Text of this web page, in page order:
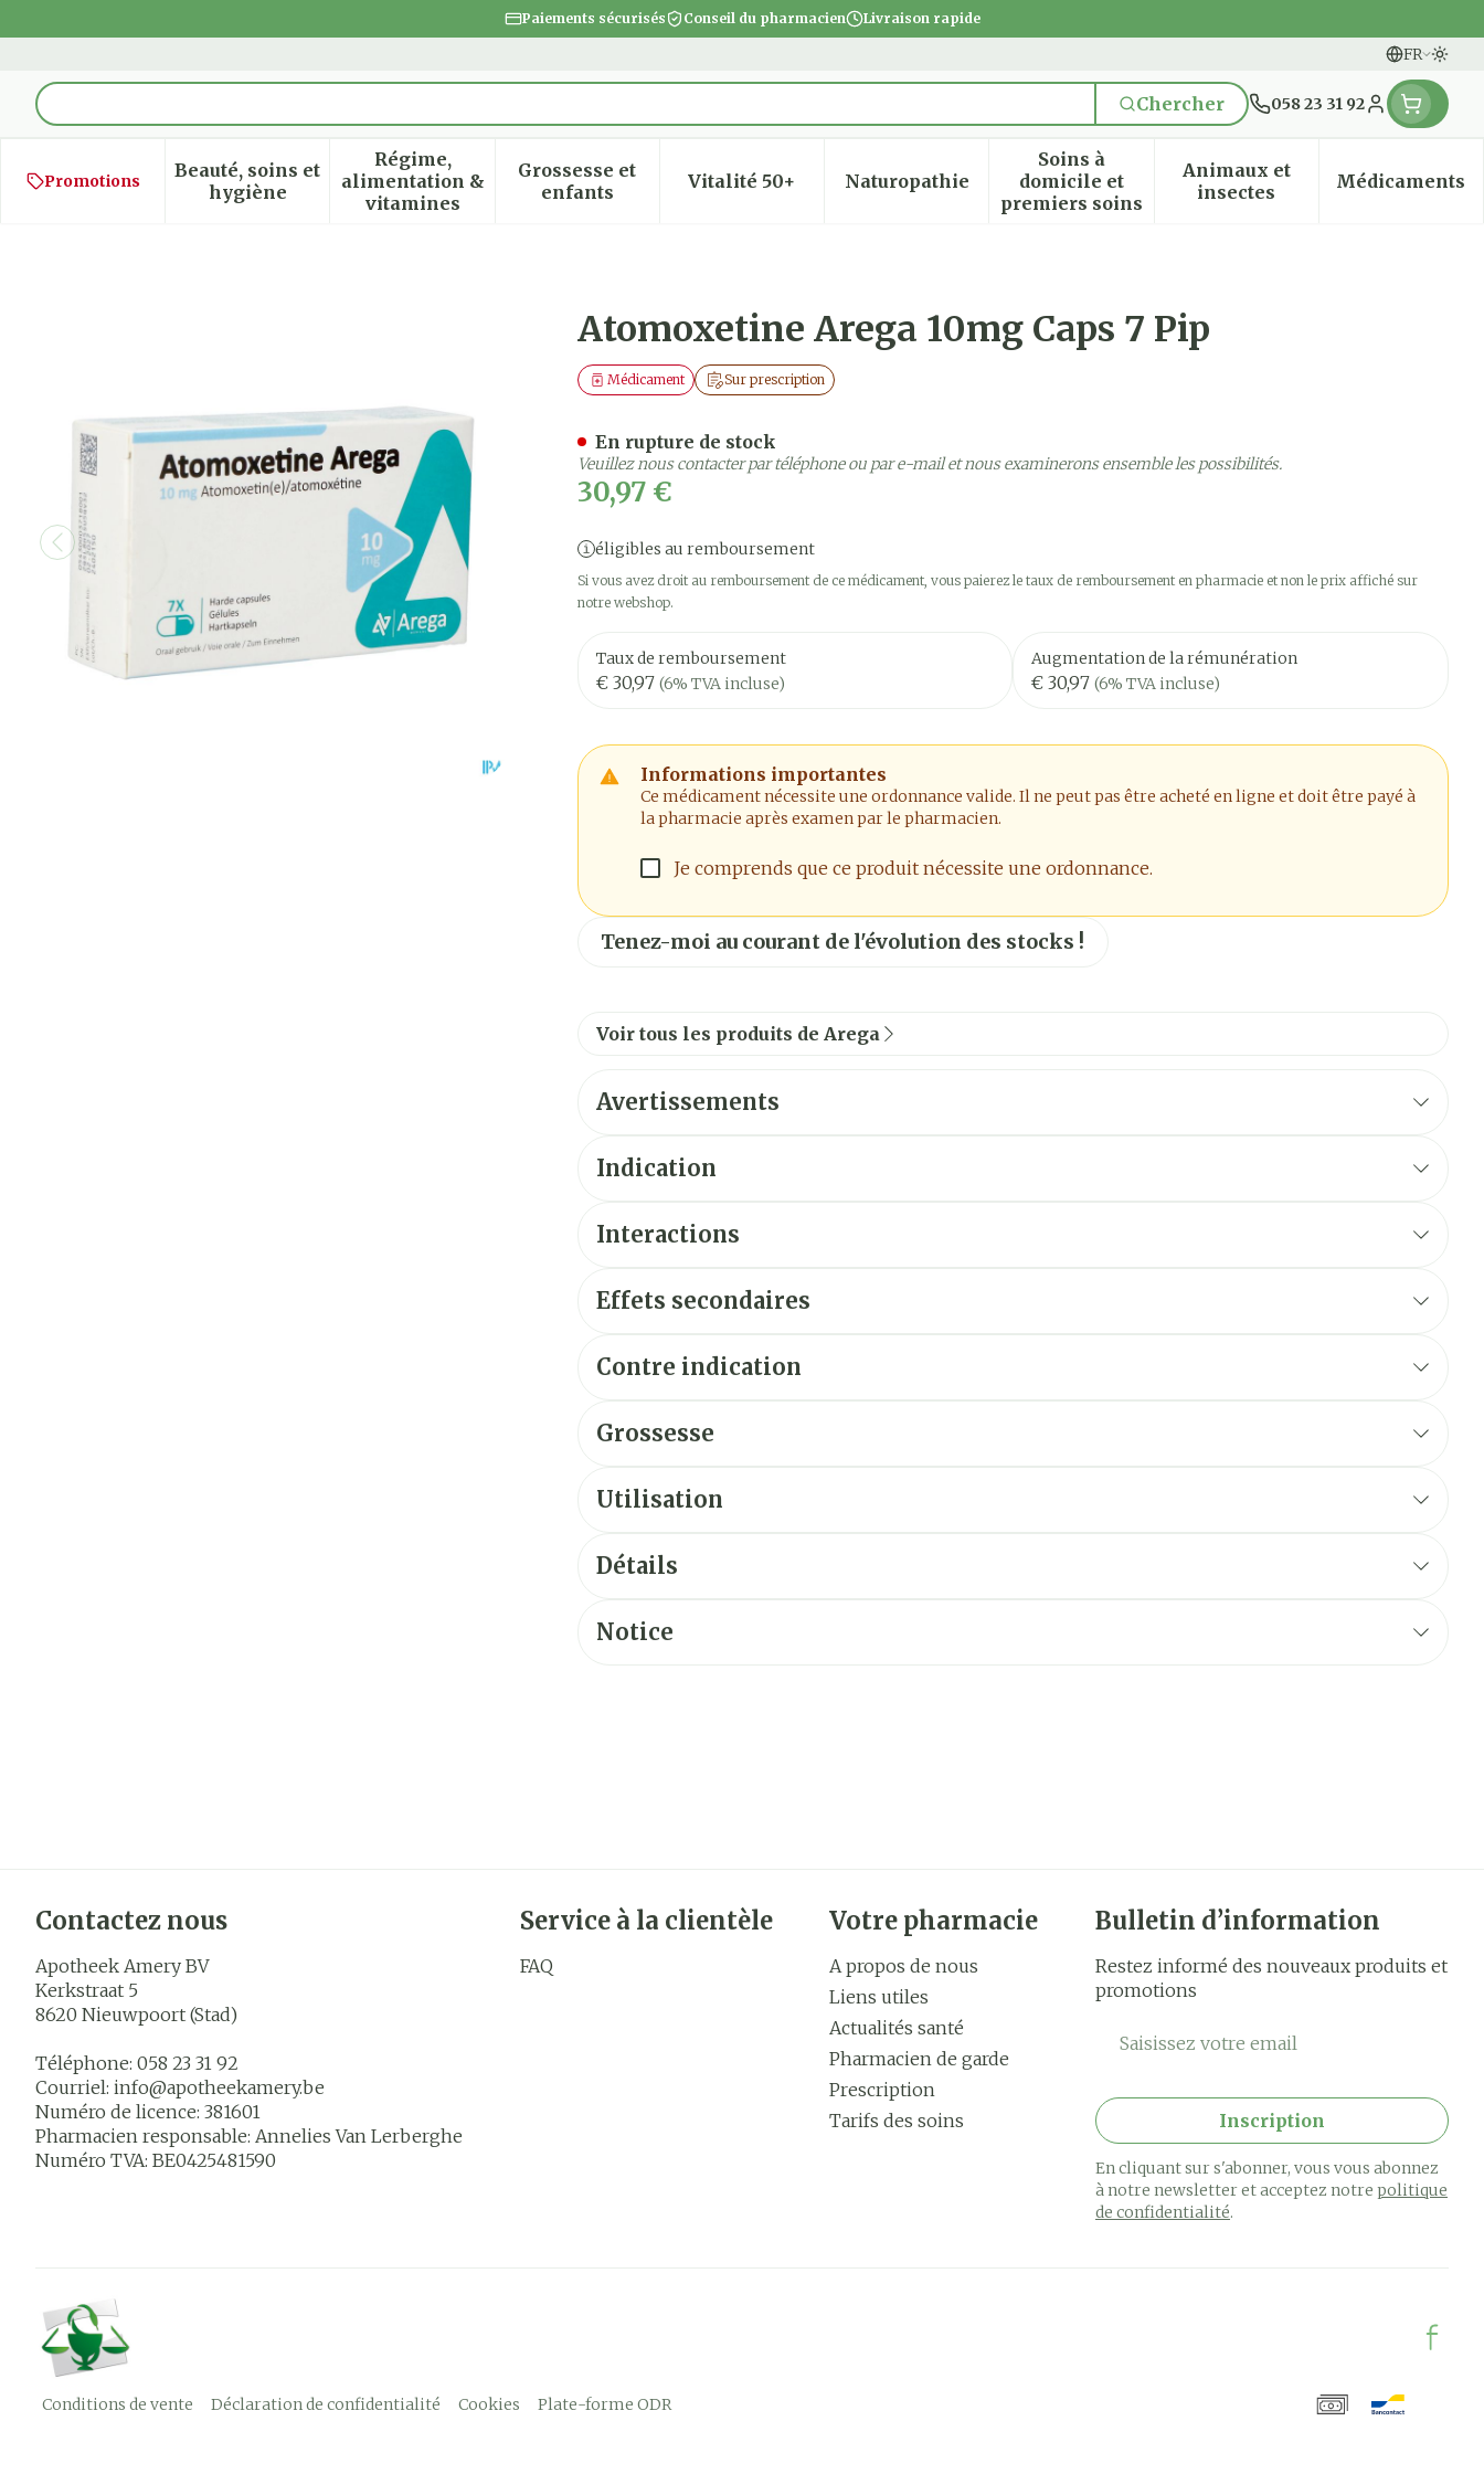
Paiements sécurisés Conseil du pharmacien Livraison rapide
FR
Langues
Rechercher Chercher 058 23 31 92
Menu client
Promotions
Beauté, soins et
hygièneAfficher le sous-menu pour la catégorie Beauté, soins et hygiène
Régime,
alimentation &
vitamines
Afficher le sous-menu pour la catégorie Régime, alimentation & vitamines
Grossesse et
enfantsAfficher le sous-menu pour la catégorie Grossesse et enfants
Vitalité 50+Afficher le sous-menu pour la catégorie Vitalité 50+
NaturopathieAfficher le sous-menu pour la catégorie Naturopathie
Soins à
domicile et
premiers soins
Afficher le sous-menu pour la catégorie
Animaux et
insectesAfficher le sous-menu
Médicaments
Afficher
Atomoxetine Arega 10mg Caps 7 PipAtomoxetine Arega 10mg Caps 7 Pip
Sur prescription
Médicament
30,97 €
éligibles au remboursement
Si vous avez droit au remboursement de ce médicament, vous paierez le taux de remboursement en pharmacie et non le prix affiché sur
notre webshop.
Taux de remboursement
€ 30,97 (6% TVA incluse)
Augmentation de la rémunération
€ 30,97 (6% TVA incluse)
Informations importantes
Ce médicament nécessite une ordonnance valide. Il ne peut pas être acheté en ligne et doit être payé à
la pharmacie après examen par le pharmacien.
Je comprends que ce produit nécessite une ordonnance.
Tenez-moi au courant de l'évolution des stocks !
En rupture de stock
Veuillez nous contacter par téléphone ou par e-mail et nous examinerons ensemble les possibilités.
Voir tous les produits de Arega
Avertissements
Indication
Interactions
Effets secondaires
Contre indication
Grossesse
Utilisation
Détails
Notice
Contactez nous
Apotheek Amery BV
Kerkstraat 5
8620 Nieuwpoort (Stad)
Téléphone: 058 23 31 92
Courriel: info@apotheekamery.be
Numéro de licence: 381601
Pharmacien responsable: Annelies Van Lerberghe
Numéro TVA: BE0425481590
Service à la clientèle
FAQ
Votre pharmacie
A propos de nous
Liens utiles
Actualités santé
Pharmacien de garde
Prescription
Tarifs des soins
Bulletin d’information
Restez informé des nouveaux produits et
promotions
Adresse mail
Inscription
En cliquant sur s'abonner, vous vous abonnez
à notre newsletter et acceptez notrepolitique
de confidentialité.
Conditions de vente Déclaration de confidentialité Cookies Plate-forme ODR